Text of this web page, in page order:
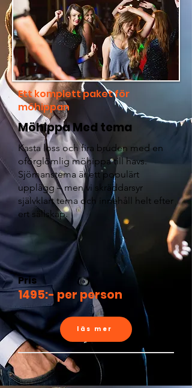
Ett komplett paket för
möhippan
Möhippa Med tema
Kasta loss och fira bruden med en
oförglömlig möhippa till havs.
Sjömanstema är ett populärt
upplägg – men vi skräddarsyr
självklart tema och innehåll helt efter
ert sällskap.
Pris
1495:- per person
läs mer